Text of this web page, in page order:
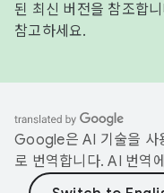
된 최신 버전을 참조합
참고하세요.
Google은 AI 기술을 사
로 번역합니다. AI 번역